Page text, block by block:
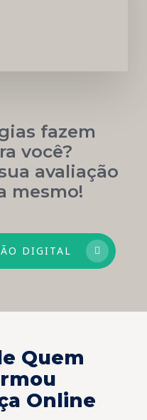
fazem
você?
avaliação
mesmo!
DIGITAL
Quem
Online